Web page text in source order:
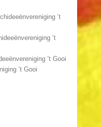
’t
’t
’t Gooi
’t Gooi